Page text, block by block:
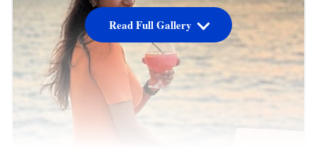
Read Full Gallery